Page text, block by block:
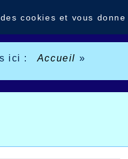
ici : Accueil »
cookies et vous